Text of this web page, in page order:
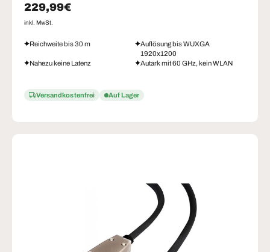
Normaler Preis
229,99€
inkl. MwSt.
Reichweite bis 30 m
Auflösung bis WUXGA
1920x1200
Nahezu keine Latenz
Autark mit 60 GHz, kein WLAN
Versandkostenfrei Auf Lager